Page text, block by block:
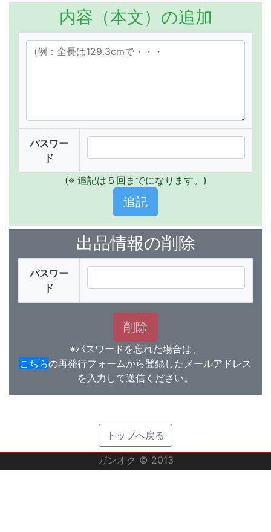
内容（本文）の追加
パスワー
ド
(※ 追記は５回までになります。)
出品情報の削除
パスワー
ド
※パスワードを忘れた場合は、
こちらの再発行フォームから登録したメールアドレス
を入力して送信ください。
トップへ戻る
ガンオク © 2013